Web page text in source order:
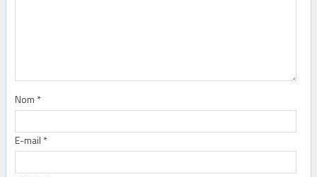
Nom *
E-mail *